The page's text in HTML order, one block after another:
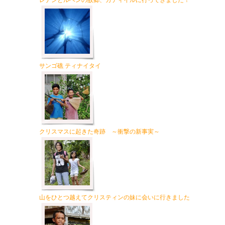
サンゴ礁 ティナイタイ
クリスマスに起きた奇跡 ～衝撃の新事実～
山をひとつ越えてクリスティンの妹に会いに行きました